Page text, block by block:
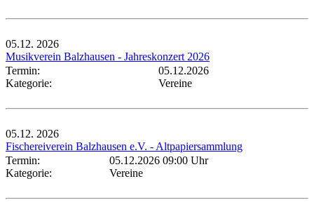
05.12. 2026
Musikverein Balzhausen - Jahreskonzert 2026
Termin:
05.12.2026
Kategorie:
Vereine
05.12. 2026
Fischereiverein Balzhausen e.V. - Altpapiersammlung
Termin:
05.12.2026 09:00 Uhr
Kategorie:
Vereine